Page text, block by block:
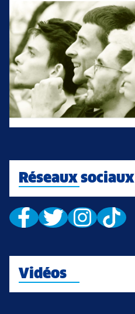
Réseaux sociaux
Vidéos